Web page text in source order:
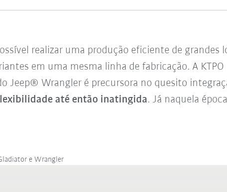
realizar uma produção eficiente de
em uma mesma linha de fabricação. A
Jeep® Wrangler é precursora no quesito
até então inatingida. Já naquela
e Wrangler